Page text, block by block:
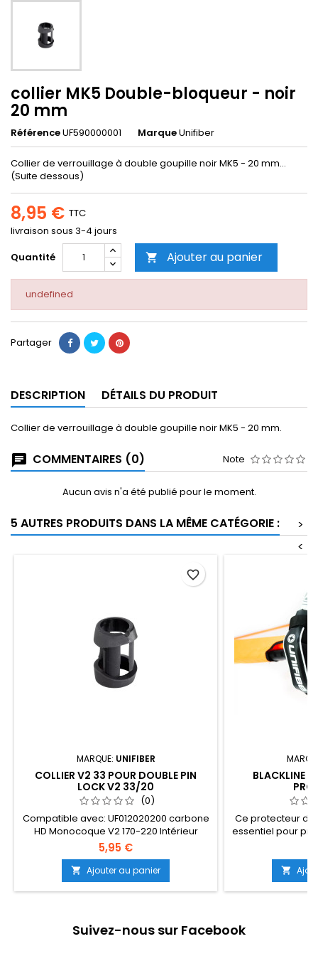
collier MK5 Double-bloqueur - noir
20 mm
RéférenceUF590000001 MarqueUnifiber
Collier de verrouillage à double goupille noir MK5 - 20 mm...
(Suite dessous)
8,95 € TTC
livraison sous 3-4 jours
Quantité
 Ajouter au panier
undefined
Partager
DESCRIPTION DÉTAILS DU PRODUIT
Collier de verrouillage à double goupille noir MK5 - 20 mm.
COMMENTAIRES (0) Note
Aucun avis n'a été publié pour le moment.
5 AUTRES PRODUITS DANS LA MÊME CATÉGORIE :
>
<
MARQUE: UNIFIBER
COLLIER V2 33 POUR DOUBLE PIN
LOCK V2 33/20
(0)
Compatible avec: UF012020200 carbone
HD Monocoque V2 170-220 Intérieur
Large Queue UF012020250 carbone Elite
Monocoque V2 170-220 Intérieur Large
Queue... (Suite dessous)
5,95 €
 Ajouter au panier
favorite_border
BLACKLINE
Ce protecteur
essentiel pour
tous les

Suivez-nous sur Facebook